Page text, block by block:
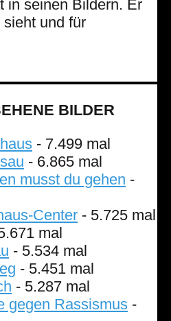
in seinen Bildern. Er
und für
BILDER
- 7.499 mal
- 6.865 mal
musst du gehen -
Center - 5.725 mal
mal
- 5.534 mal
- 5.451 mal
- 5.287 mal
gegen Rassismus -